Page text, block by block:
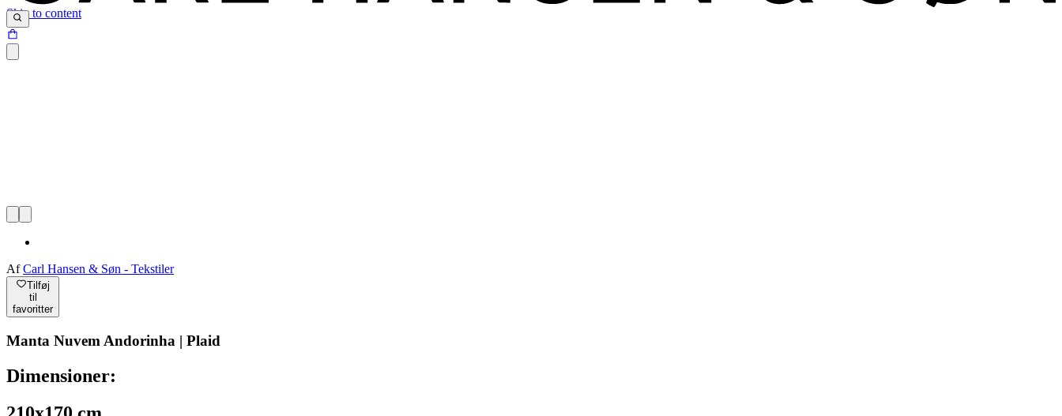
Skip to content
AfCarl Hansen & Søn - Tekstiler
Tilføj
til
favoritter
Manta Nuvem Andorinha | Plaid
Dimensioner: